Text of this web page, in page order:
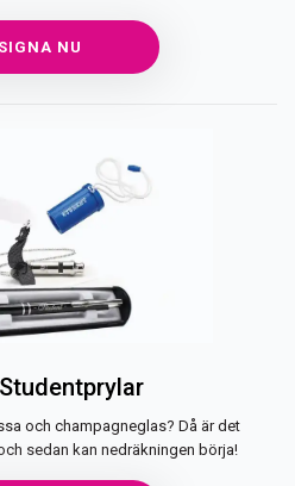
NU
och champagneglas? Då är det
sedan kan nedräkningen börja!